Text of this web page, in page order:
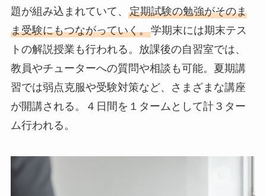
題が組み込まれていて、 定期試験の勉強がそのま
ま受験にもつながっていく。学期末には期末テス
トの解説授業も行われる。放課後の自習室では、
教員やチューターへの質問や相談も可能。夏期講
習では弱点克服や受験対策など、さまざまな講座
が開講される。４日間を１タームとして計３ター
ム行われる。